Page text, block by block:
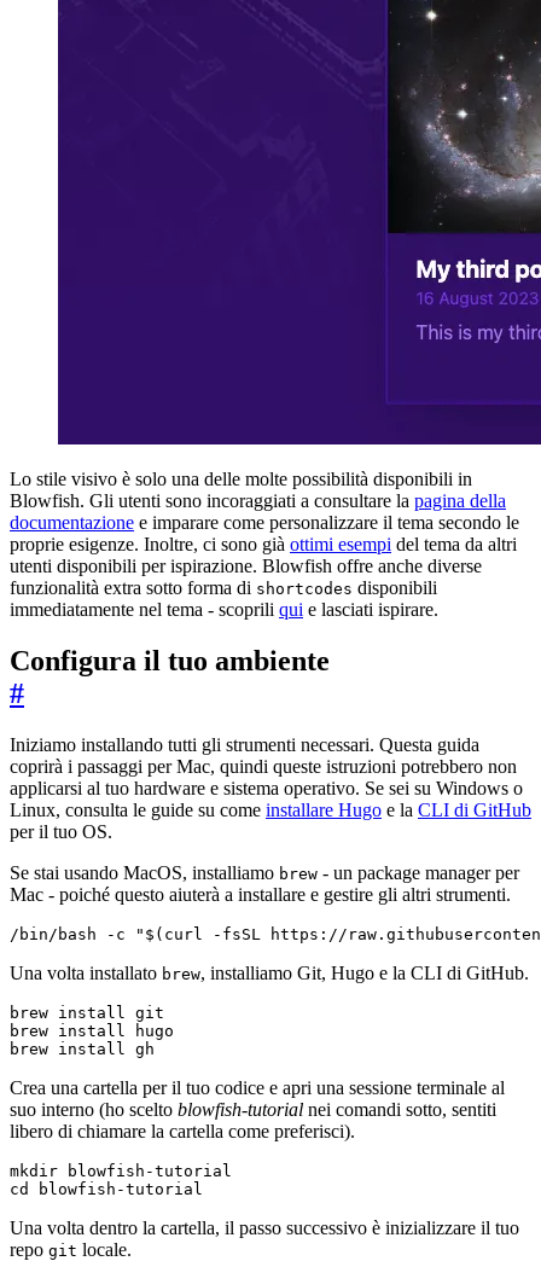
Lo stile visivo è solo una delle molte possibilità disponibili in
Blowfish. Gli utenti sono incoraggiati a consultare la pagina della
documentazione e imparare come personalizzare il tema secondo le
proprie esigenze. Inoltre, ci sono già ottimi esempi del tema da altri
utenti disponibili per ispirazione. Blowfish offre anche diverse
funzionalità extra sotto forma di shortcodes disponibili
immediatamente nel tema - scoprili qui e lasciati ispirare.
Configura il tuo ambiente
#
Iniziamo installando tutti gli strumenti necessari. Questa guida
coprirà i passaggi per Mac, quindi queste istruzioni potrebbero non
applicarsi al tuo hardware e sistema operativo. Se sei su Windows o
Linux, consulta le guide su come installare Hugo e la CLI di GitHub
per il tuo OS.
Se stai usando MacOS, installiamo brew - un package manager per
Mac - poiché questo aiuterà a installare e gestire gli altri strumenti.
/bin/bash -c " $( curl -fsSL https://
Una volta installato brew, installiamo Git, Hugo e la CLI di GitHub.
brew install gh
Crea una cartella per il tuo codice e apri una sessione terminale al
suo interno (ho scelto blowfish-tutorial nei comandi sotto, sentiti
libero di chiamare la cartella come preferisci).
cd
blowfish-tutorial
Una volta dentro la cartella, il passo successivo è inizializzare il tuo
repo git locale.